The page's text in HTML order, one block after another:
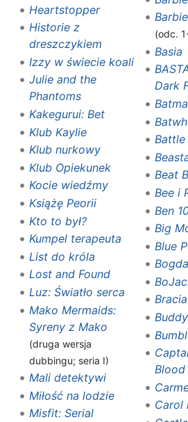
Heartstopper
Historie z
dreszczykiem
Izzy w świecie koali
Julie and the
Phantoms
Kakegurui: Bet
Klub Kaylie
Klub nurkowy
Klub Opiekunek
Kocie wiedźmy
Książę Peorii
Kto to był?
Kumpel terapeuta
List do króla
Lost and Found
Luz: Światło serca
Mako Mermaids:
Syreny z Mako
(druga wersja
dubbingu; seria I)
Mali detektywi
Miłość na lodzie
Misfit: Serial
(odc.
Basia
Dark
Beat
Bee i
Ben
Big
Blue
Blood
Carol